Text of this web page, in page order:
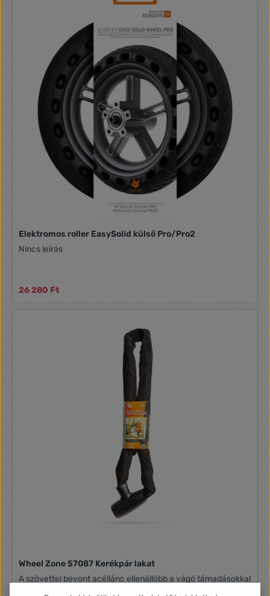
Elektromos roller EasySolid külső Pro/Pro2
Nincs leírás
26 280 Ft
Wheel Zone 57087 Kerékpár lakat
A szövettel bevont acéllánc ellenállóbb a vágó támadásokkal